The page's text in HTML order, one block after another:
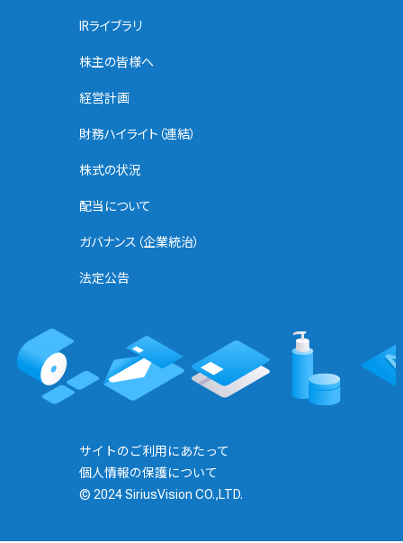
IRライブラリ
株主の皆様へ
経営計画
財務ハイライト（連結）
株式の状況
配当について
ガバナンス（企業統治）
法定公告
サイトのご利用にあたって
個人情報の保護について
© 2024 SiriusVision CO.,LTD.